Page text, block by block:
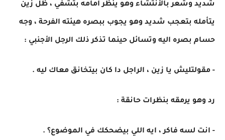
شديد وشعر بالأنتشاء وهو ينظر امامه بتشفي ، ظل زين
يتأمله بتعجب شديد وهو يجوب ببصره هيئته الفرحة ، وجه
حسام بصره اليه وتسائل حينما تذكر ذلك الرجل الأجنبي :
- مقولتليش يا زين ، الراجل دا كان بيتخانق معاك ليه .
رد وهو يرمقه بنظرات حانقة :
- انت لسه فاكر ، ايه اللي بيضحكك في الموضوع؟ .